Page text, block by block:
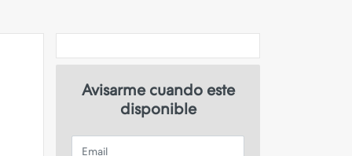
Avisarme cuando este
disponible
Email